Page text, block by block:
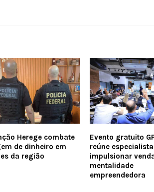
Herege combate
de dinheiro em
da região
Evento gratuito
reúne
impulsionar
mentalidade
empreendedora